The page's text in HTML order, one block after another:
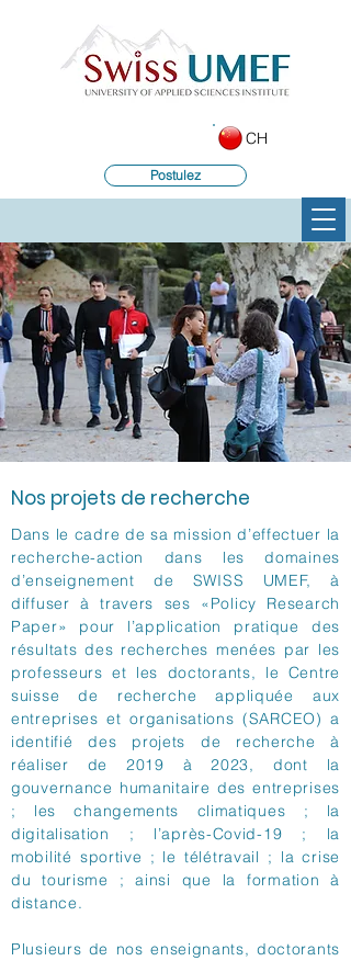
Postulez
CH
Nos projets de recherche
Dans le cadre de sa mission d’effectuer la
recherche-action dans les domaines
d’enseignement de SWISS UMEF, à
diffuser à travers ses «Policy Research
Paper» pour l’application pratique des
résultats des recherches menées par les
professeurs et les doctorants, le Centre
suisse de recherche appliquée aux
entreprises et organisations (SARCEO) a
identifié des projets de recherche à
réaliser de 2019 à 2023, dont la
gouvernance humanitaire des entreprises
; les changements climatiques ; la
digitalisation ; l’après-Covid-19 ; la
mobilité sportive ; le télétravail ; la crise
du tourisme ; ainsi que la formation à
distance.
Plusieurs de nos enseignants, doctorants